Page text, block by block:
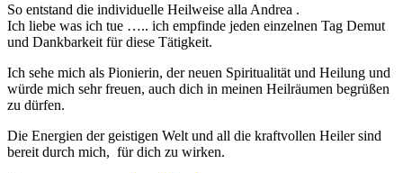
So entstand die individuelle Heilweise alla Andrea .
Ich liebe was ich tue ….. ich empfinde jeden einzelnen Tag Demut
und Dankbarkeit für diese Tätigkeit.
Ich sehe mich als Pionierin, der neuen Spiritualität und Heilung und
würde mich sehr freuen, auch dich in meinen Heilräumen begrüßen
zu dürfen.
Die Energien der geistigen Welt und all die kraftvollen Heiler sind
bereit durch mich, für dich zu wirken.